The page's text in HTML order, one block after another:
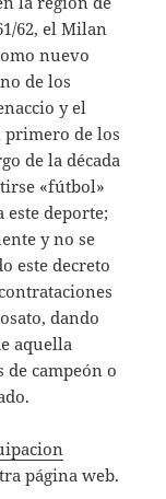
62, el Milan
nuevo
de los
y el
de los
de la década
«fútbol»
deporte;
y no se
este decreto
dando
aquella
de campeón o
página web.